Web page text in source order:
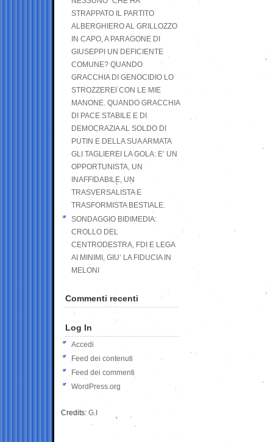
STRAPPATO IL PARTITO
ALBERGHIERO AL GRILLOZZO
IN CAPO, A PARAGONE DI
GIUSEPPI UN DEFICIENTE
COMUNE? QUANDO
GRACCHIA DI GENOCIDIO LO
STROZZEREI CON LE MIE
MANONE. QUANDO GRACCHIA
DI PACE STABILE E DI
DEMOCRAZIA AL SOLDO DI
PUTIN E DELLA SUA ARMATA
GLI TAGLIEREI LA GOLA: E’ UN
OPPORTUNISTA, UN
INAFFIDABILE, UN
TRASVERSALISTA E
TRASFORMISTA BESTIALE.
SONDAGGIO BIDIMEDIA:
CROLLO DEL
CENTRODESTRA, FDI E LEGA
AI MINIMI, GIU’ LA FIDUCIA IN
MELONI
Commenti recenti
Log In
Accedi
Feed dei contenuti
Feed dei commenti
WordPress.org
Credits: G.I